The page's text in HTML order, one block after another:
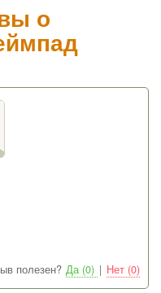
о
полезен? Да (0) | Нет (0)